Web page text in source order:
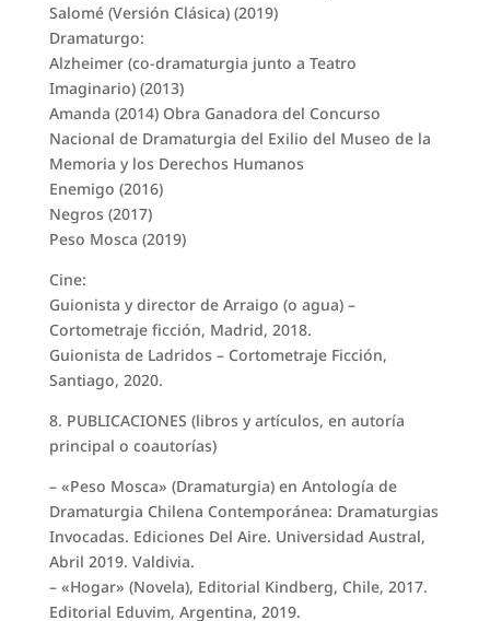
Salomé (Versión Clásica) (2019)
Dramaturgo:
Alzheimer (co-dramaturgia junto a Teatro
Imaginario) (2013)
Amanda (2014) Obra Ganadora del Concurso
Nacional de Dramaturgia del Exilio del Museo de la
Memoria y los Derechos Humanos
Enemigo (2016)
Negros (2017)
Peso Mosca (2019)
Cine:
Guionista y director de Arraigo (o agua) –
Cortometraje ficción, Madrid, 2018.
Guionista de Ladridos – Cortometraje Ficción,
Santiago, 2020.
8. PUBLICACIONES (libros y artículos, en autoría
principal o coautorías)
– «Peso Mosca» (Dramaturgia) en Antología de
Dramaturgia Chilena Contemporánea: Dramaturgias
Invocadas. Ediciones Del Aire. Universidad Austral,
Abril 2019. Valdivia.
– «Hogar» (Novela), Editorial Kindberg, Chile, 2017.
Editorial Eduvim, Argentina, 2019.